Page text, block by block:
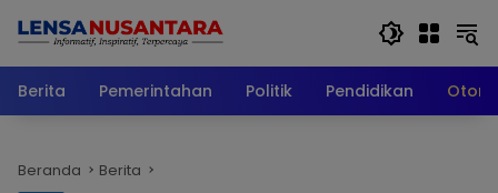
Berita
Pemerintahan Politik Pendidikan
Beranda Berita